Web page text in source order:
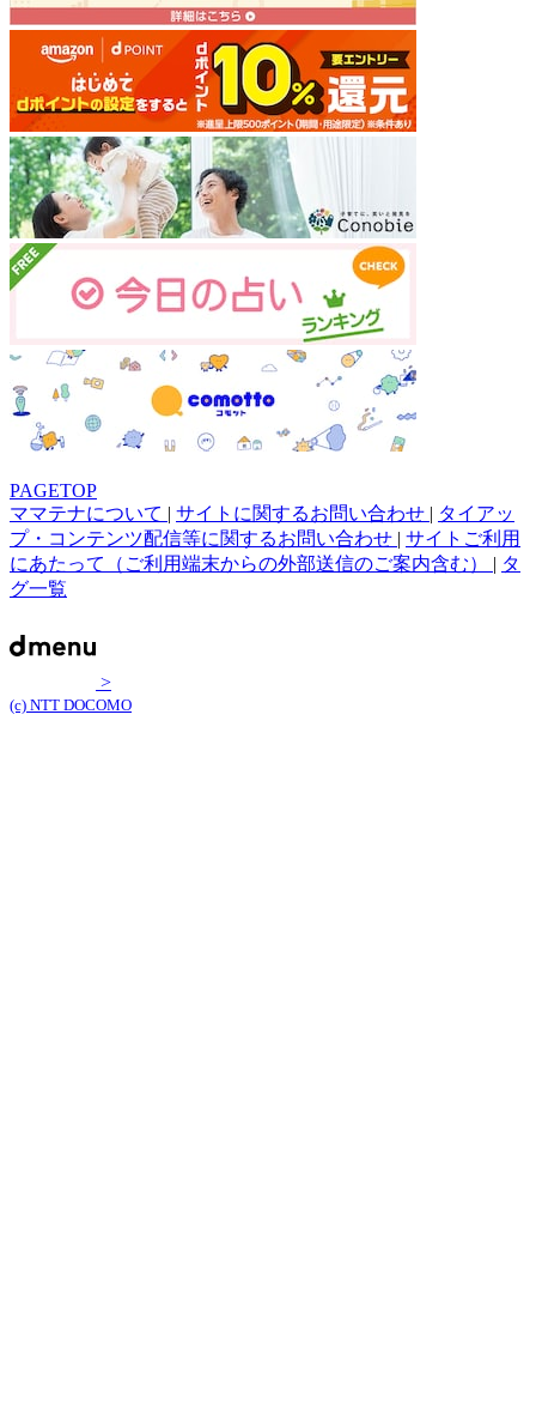
PAGETOP
ママテナについて | サイトに関するお問い合わせ | タイアッ
プ・コンテンツ配信等に関するお問い合わせ | サイトご利用
にあたって（ご利用端末からの外部送信のご案内含む） | タ
グ一覧
>
(c) NTT DOCOMO